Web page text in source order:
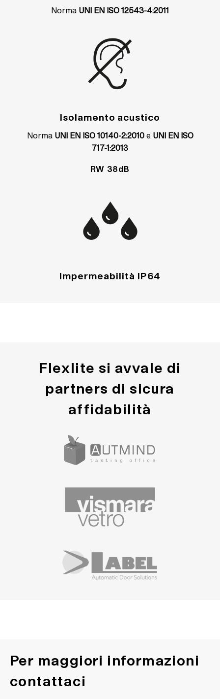
Norma UNI EN ISO 12543-4:2011
Isolamento acustico
Norma UNI EN ISO 10140-2:2010e UNI EN ISO
717-1:2013
RW 38dB
Impermeabilità IP64
Flexlite si avvale di
partners di sicura
affidabilità
Per maggiori informazioni
contattaci